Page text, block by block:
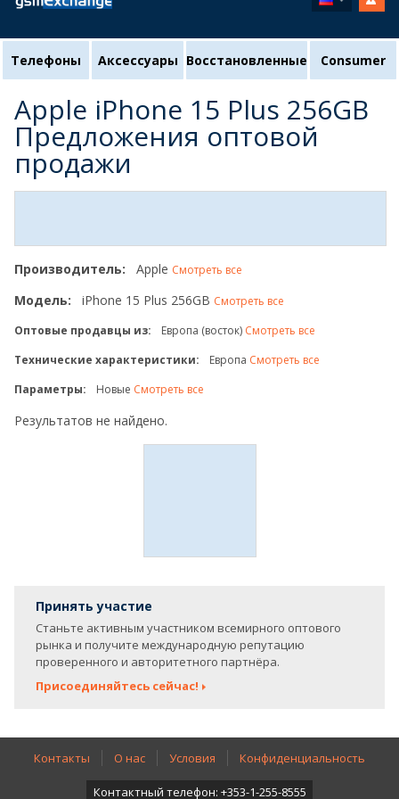
Телефоны Аксессуары Восстановленные Consumer
Apple iPhone 15 Plus 256GB
Предложения оптовой
продажи
Производитель: Apple Смотреть все
Модель: iPhone 15 Plus 256GB Смотреть все
Оптовые продавцы из:
Европа (восток) Смотреть все
Технические характеристики:
Европа Смотреть все
Параметры:
Новые Смотреть все
Результатов не найдено.
Принять участие
Станьте активным участником всемирного оптового
рынка и получите международную репутацию
проверенного и авторитетного партнёра.
Присоединяйтесь сейчас!
Контакты О нас Условия Конфиденциальность
Контактный телефон: +353-1-255-8555